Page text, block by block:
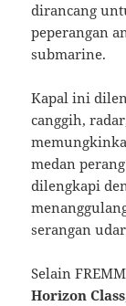
dirancang
peperangan
submarine.
Kapal ini
canggih,
medan
dilengkapi
serangan
Selain
Horizon Class